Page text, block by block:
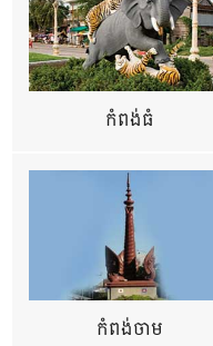
កំពង់ធំ
កំពង់ចាម